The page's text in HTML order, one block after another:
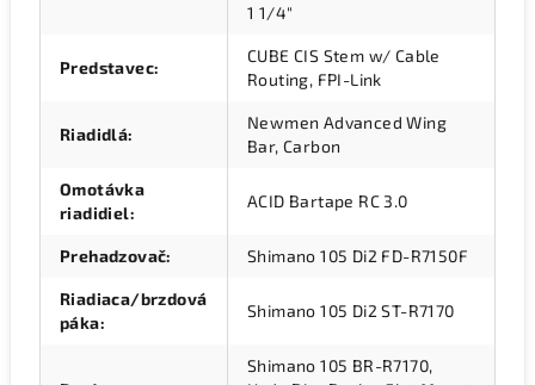
1 1/4"
Predstavec:
CUBE CIS Stem w/ Cable
Routing, FPI-Link
Riadidlá:
Newmen Advanced Wing
Bar, Carbon
Omotávka
riadidiel:
ACID Bartape RC 3.0
Prehadzovač: Shimano 105 Di2 FD-R7150F
Riadiaca/brzdová
páka:
Shimano 105 Di2 ST-R7170
Shimano 105 BR-R7170,